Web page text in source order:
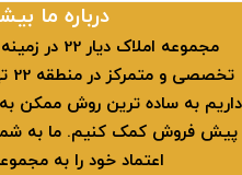
​​درباره ما
مجموعه
داریم به ساده ترین روش ممکن
پیش فروش کمک کنیم. ما به
اعتماد خود را به